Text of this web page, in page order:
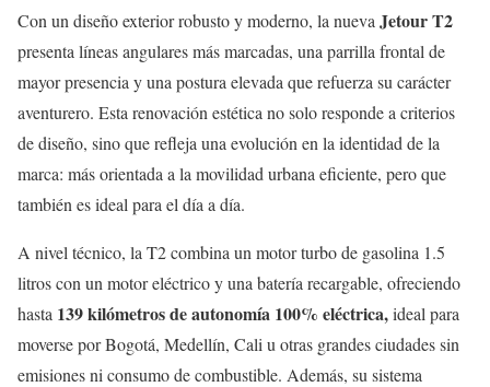
Con un diseño exterior robusto y moderno, la nueva Jetour T2
presenta líneas angulares más marcadas, una parrilla frontal de
mayor presencia y una postura elevada que refuerza su carácter
aventurero. Esta renovación estética no solo responde a criterios
de diseño, sino que refleja una evolución en la identidad de la
marca: más orientada a la movilidad urbana eficiente, pero que
también es ideal para el día a día.
A nivel técnico, la T2 combina un motor turbo de gasolina 1.5
litros con un motor eléctrico y una batería recargable, ofreciendo
hasta 139 kilómetros de autonomía 100% eléctrica,ideal para
moverse por Bogotá, Medellín, Cali u otras grandes ciudades sin
emisiones ni consumo de combustible. Además, su sistema